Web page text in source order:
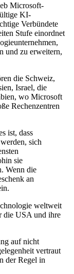
Microsoft-
KI-
Verbündete
Stufe einordnet
und zu erweitern,
die Schweiz,
Israel, die
wo Microsoft
Rechenzentren
ist, dass
sich
sie
Wenn die
an
weltweit
die USA und ihre
auf nicht
vertraut
der Regel in